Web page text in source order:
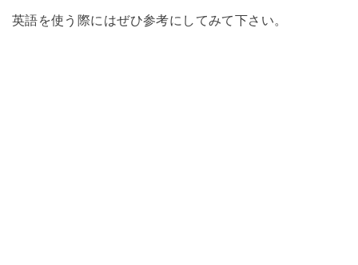
英語を使う際にはぜひ参考にしてみて下さい。